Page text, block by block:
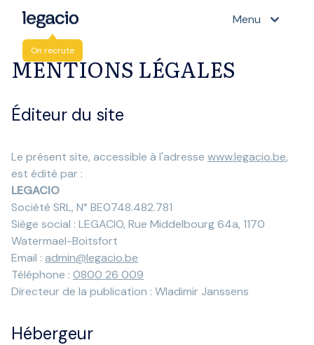
On recrute
Menu
MENTIONS LÉGALES
Éditeur du site
Le présent site, accessible à l'adresse www.legacio.be,
est édité par :
LEGACIO
Société SRL, N° BE0748.482.781
Siège social : LEGACIO, Rue Middelbourg 64a, 1170
Watermael-Boitsfort
Email : admin@legacio.be
Téléphone : 0800 26 009
Directeur de la publication : Wladimir Janssens
Hébergeur